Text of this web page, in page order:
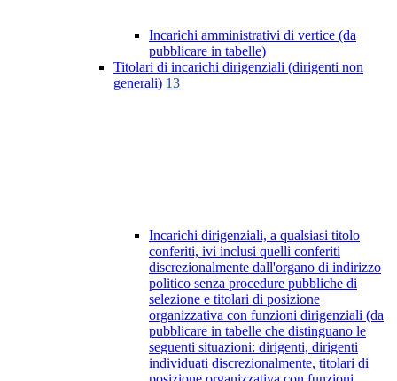
Incarichi amministrativi di vertice (da
pubblicare in tabelle)
Titolari di incarichi dirigenziali (dirigenti non
generali) 13
Incarichi dirigenziali, a qualsiasi titolo
conferiti, ivi inclusi quelli conferiti
discrezionalmente dall'organo di indirizzo
politico senza procedure pubbliche di
selezione e titolari di posizione
organizzativa con funzioni dirigenziali (da
pubblicare in tabelle che distinguano le
seguenti situazioni: dirigenti, dirigenti
individuati discrezionalmente, titolari di